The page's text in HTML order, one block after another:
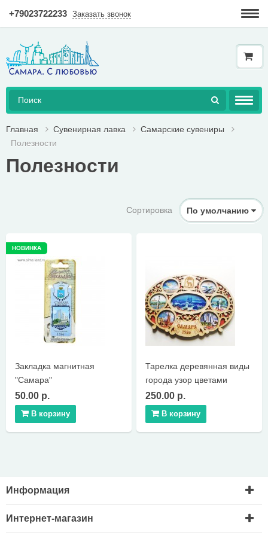
+79023722233 Заказать звонок
Гарантия
Доставка и оплата
Как купить в интернет-магазине?
AКЦИЯ!
СУВЕНИРНАЯ ЛАВКА
КОНТАКТЫ
Главная Сувенирная лавка
Самарские сувениры
Полезности
Полезности
Сортировка По умолчанию
НОВИНКА
Закладка магнитная
"Самара"
50.00 р.
В корзину
Тарелка деревянная виды
города узор цветами
250.00 р.
В корзину
Информация
Доставка и оплата
Интернет-магазин